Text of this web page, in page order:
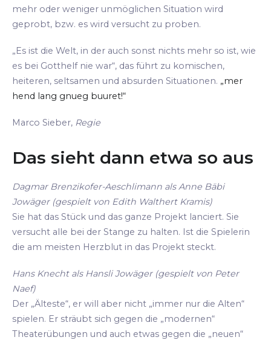
mehr oder weniger unmöglichen Situation wird
geprobt, bzw. es wird versucht zu proben.
„Es ist die Welt, in der auch sonst nichts mehr so ist, wie
es bei Gotthelf nie war“, das führt zu komischen,
heiteren, seltsamen und absurden Situationen. „mer
hend lang gnueg buuret!“
Marco Sieber, Regie
Das sieht dann etwa so aus
Dagmar Brenzikofer-Aeschlimann als Anne Bäbi
Jowäger (gespielt von Edith Walthert Kramis)
Sie hat das Stück und das ganze Projekt lanciert. Sie
versucht alle bei der Stange zu halten. Ist die Spielerin
die am meisten Herzblut in das Projekt steckt.
Hans Knecht als Hansli Jowäger (gespielt von Peter
Naef)
Der „Älteste“, er will aber nicht „immer nur die Alten“
spielen. Er sträubt sich gegen die „modernen“
Theaterübungen und auch etwas gegen die „neuen“